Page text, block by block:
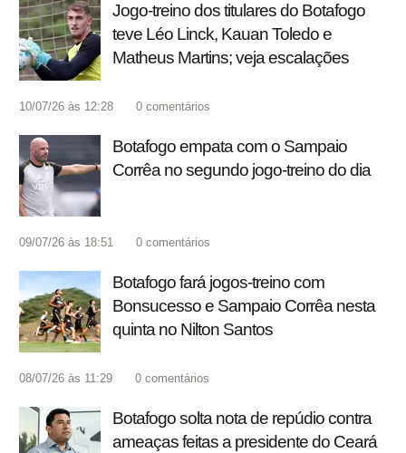
Jogo-treino dos titulares do Botafogo
teve Léo Linck, Kauan Toledo e
Matheus Martins; veja escalações
10/07/26 às 12:28 0 comentários
Botafogo empata com o Sampaio
Corrêa no segundo jogo-treino do dia
09/07/26 às 18:51 0 comentários
Botafogo fará jogos-treino com
Bonsucesso e Sampaio Corrêa nesta
quinta no Nilton Santos
08/07/26 às 11:29 0 comentários
Botafogo solta nota de repúdio contra
ameaças feitas a presidente do Ceará